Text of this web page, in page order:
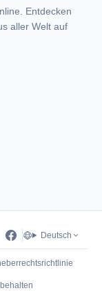
Entdecken
aller Welt auf
Deutsch
Tab)